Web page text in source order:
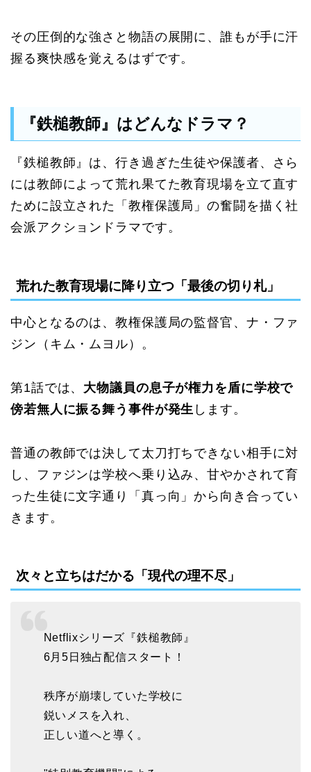
その圧倒的な強さと物語の展開に、誰もが手に汗
握る爽快感を覚えるはずです。
『鉄槌教師』はどんなドラマ？
『鉄槌教師』は、行き過ぎた生徒や保護者、さら
には教師によって荒れ果てた教育現場を立て直す
ために設立された「教権保護局」の奮闘を描く社
会派アクションドラマです。
荒れた教育現場に降り立つ「最後の切り札」
中心となるのは、教権保護局の監督官、ナ・ファ
ジン（キム・ムヨル）。
第1話では、 大物議員の息子が権力を盾に学校で
傍若無人に振る舞う事件が発生 します。
普通の教師では決して太刀打ちできない相手に対
し、ファジンは学校へ乗り込み、甘やかされて育
った生徒に文字通り「真っ向」から向き合ってい
きます。
次々と立ちはだかる「現代の理不尽」
Netflixシリーズ『鉄槌教師』
6月5日独占配信スタート！
秩序が崩壊していた学校に
鋭いメスを入れ、
正しい道へと導く。